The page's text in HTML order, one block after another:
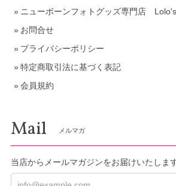
ニューボーンフォトグッズ専門店
お問合せ
プライバシーポリシー
特定商取引法に基づく表記
会員規約
Mail メルマガ
当店からメールマガジンをお届けいたします